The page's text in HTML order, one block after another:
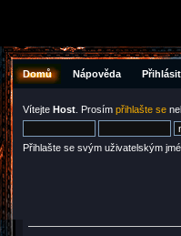
Domů Nápověda Přihlásit
Vítejte Host . Prosím přihlašte se
Přihlašte se svým uživatelským